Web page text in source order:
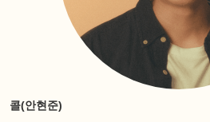
콜(안현준)